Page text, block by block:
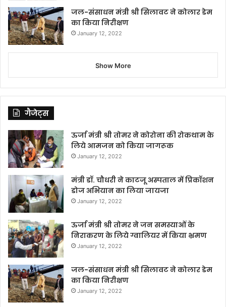
जल-संसाधन मंत्री श्री सिलावट ने कोलार डेम
का किया निरीक्षण
January 12, 2022
Show More
गैजेट्स
ऊर्जा मंत्री श्री तोमर ने कोरोना की रोकथाम के
लिये आमजन को किया जागरूक
January 12, 2022
मंत्री डॉ. चौधरी ने काटजू अस्पताल में प्रिकॉशन
डोज अभियान का लिया जायजा
January 12, 2022
ऊर्जा मंत्री श्री तोमर ने जन समस्याओं के
निराकरण के लिये ग्वालियर में किया भ्रमण
January 12, 2022
जल-संसाधन मंत्री श्री सिलावट ने कोलार डेम
का किया निरीक्षण
January 12, 2022